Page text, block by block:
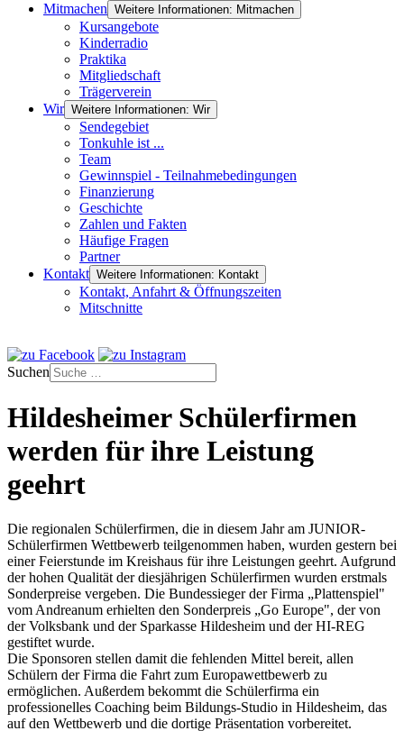
Mitmachen Weitere Informationen: Mitmachen
Kursangebote
Kinderradio
Praktika
Mitgliedschaft
Trägerverein
Wir Weitere Informationen: Wir
Sendegebiet
Tonkuhle ist ...
Team
Gewinnspiel - Teilnahmebedingungen
Finanzierung
Geschichte
Zahlen und Fakten
Häufige Fragen
Partner
Kontakt Weitere Informationen: Kontakt
Kontakt, Anfahrt & Öffnungszeiten
Mitschnitte
Suchen
Hildesheimer Schülerfirmen
werden für ihre Leistung
geehrt
Die regionalen Schülerfirmen, die in diesem Jahr am JUNIOR-
Schülerfirmen Wettbewerb teilgenommen haben, wurden gestern bei
einer Feierstunde im Kreishaus für ihre Leistungen geehrt. Aufgrund
der hohen Qualität der diesjährigen Schülerfirmen wurden erstmals
Sonderpreise vergeben. Die Bundessieger der Firma „Plattenspiel"
vom Andreanum erhielten den Sonderpreis „Go Europe", der von
der Volksbank und der Sparkasse Hildesheim und der HI-REG
gestiftet wurde.
Die Sponsoren stellen damit die fehlenden Mittel bereit, allen
Schülern der Firma die Fahrt zum Europawettbewerb zu
ermöglichen. Außerdem bekommt die Schülerfirma ein
professionelles Coaching beim Bildungs-Studio in Hildesheim, das
auf den Wettbewerb und die dortige Präsentation vorbereitet.